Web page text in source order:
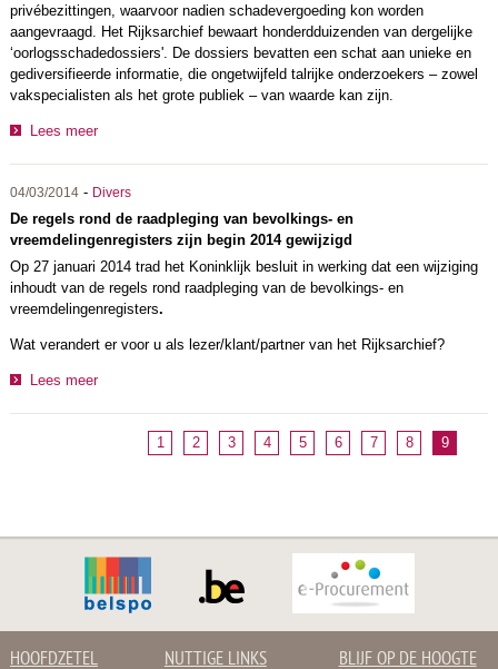
privébezittingen, waarvoor nadien schadevergoeding kon worden
aangevraagd. Het Rijksarchief bewaart honderdduizenden van dergelijke
‘oorlogsschadedossiers'. De dossiers bevatten een schat aan unieke en
gediversifieerde informatie, die ongetwijfeld talrijke onderzoekers – zowel
vakspecialisten als het grote publiek – van waarde kan zijn.
Lees meer
04/03/2014- Divers
De regels rond de raadpleging van bevolkings- en
vreemdelingenregisters zijn begin 2014 gewijzigd
Op 27 januari 2014 trad het Koninklijk besluit in werking dat een wijziging
inhoudt van de regels rond raadpleging van de bevolkings- en
vreemdelingenregisters.
Wat verandert er voor u als lezer/klant/partner van het Rijksarchief?
Lees meer
1 2 3 4 5 6 7 8 9
HOOFDZETEL NUTTIGE LINKS BLIJF OP DE HOOGTE